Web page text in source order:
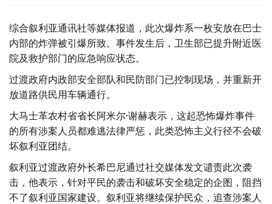
综合叙利亚通讯社等媒体报道，此次爆炸系一枚安放在巴士
内部的炸弹被引爆所致。事件发生后，卫生部已提升附近医
院及救护部门的应急响应状态。
过渡政府内政部安全部队和民防部门已控制现场，并重新开
放道路供民用车辆通行。
大马士革农村省省长阿米尔·谢赫表示，这起恐怖爆炸事件
的所有涉案人员都难逃法律严惩，此类恐怖主义行径不会破
坏叙利亚团结。
叙利亚过渡政府外长希巴尼通过社交媒体发文谴责此次袭
击，他表示，针对平民的袭击和破坏安全稳定的企图，阻挡
不了叙利亚国家建设。叙利亚将继续保护民众，追查涉案人